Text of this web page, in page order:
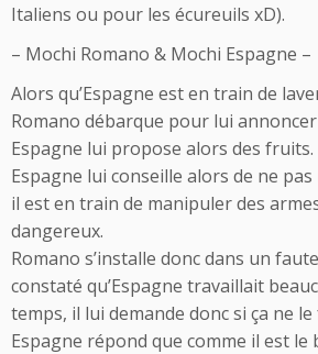
Italiens ou pour les écureuils xD).
– Mochi Romano & Mochi Espagne –
Alors qu’Espagne est en train de
Romano débarque pour lui annoncer
Espagne lui propose alors des fruits.
Espagne lui conseille alors de ne
il est en train de manipuler des
dangereux.
Romano s’installe donc dans un
constaté qu’Espagne travaillait
temps, il lui demande donc si ça ne
Espagne répond que comme il est le